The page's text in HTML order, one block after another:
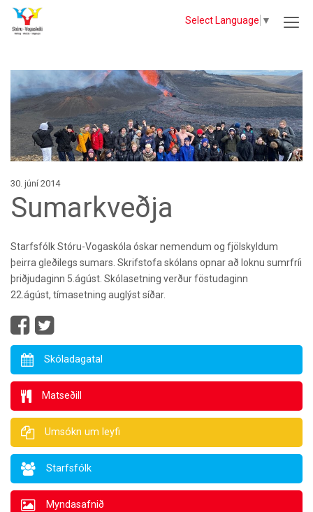
Select Language ▼
30. júní 2014
Sumarkveðja
Starfsfólk Stóru-Vogaskóla óskar nemendum og fjölskyldum
þeirra gleðilegs sumars. Skrifstofa skólans opnar að loknu sumrfríi
þriðjudaginn 5.ágúst. Skólasetning verður föstudaginn
22.ágúst, tímasetning auglýst síðar.
Skóladagatal
Matseðill
Umsókn um leyfi
Starfsfólk
Myndasafnið